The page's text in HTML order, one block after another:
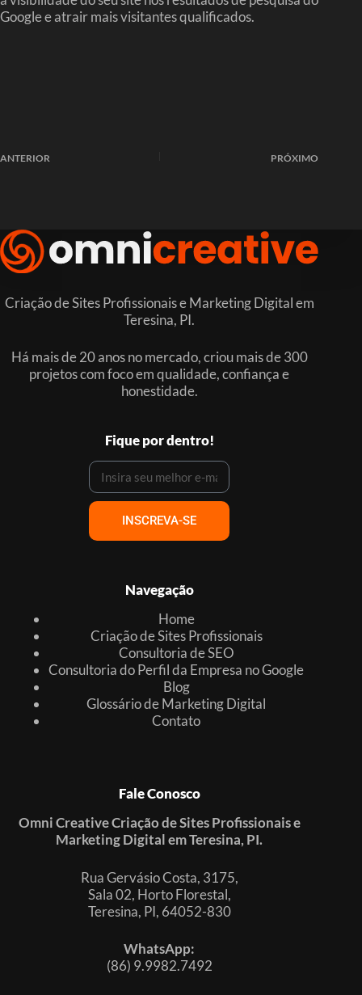
Google e atrair mais visitantes qualificados.
ANTERIOR PRÓXIMO
Criação de Sites Profissionais e Marketing Digital em
Teresina, PI.
Há mais de 20 anos no mercado, criou mais de 300
projetos com foco em qualidade, confiança e
honestidade.
Fique por dentro!
INSCREVA-SE
Navegação
Home
Criação de Sites Profissionais
Consultoria de SEO
Consultoria do Perfil da Empresa no Google
Blog
Glossário de Marketing Digital
Contato
Fale Conosco
Omni Creative Criação de Sites Profissionais e
Marketing Digital em Teresina, PI.
Rua Gervásio Costa, 3175,
Sala 02, Horto Florestal,
Teresina, PI, 64052-830
WhatsApp:
(86) 9.9982.7492